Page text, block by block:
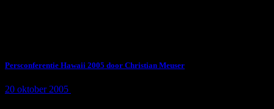
Persconferentie Hawaii 2005 door Christian Meuser
20 oktober 2005